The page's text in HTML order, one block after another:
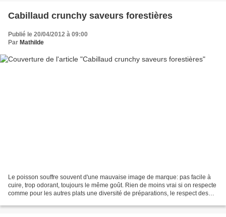
Cabillaud crunchy saveurs forestières
Publié le 20/04/2012 à 09:00
Par Mathilde
Le poisson souffre souvent d'une mauvaise image de marque: pas facile à
cuire, trop odorant, toujours le même goût. Rien de moins vrai si on respecte
comme pour les autres plats une diversité de préparations, le respect des